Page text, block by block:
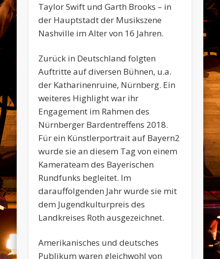
Taylor Swift und Garth Brooks – in
der Hauptstadt der Musikszene
Nashville im Alter von 16 Jahren.
Zurück in Deutschland folgten
Auftritte auf diversen Bühnen, u.a.
der Katharinenruine, Nürnberg. Ein
weiteres Highlight war ihr
Engagement im Rahmen des
Nürnberger Bardentreffens 2018.
Für ein Künstlerportrait auf Bayern2
wurde sie an diesem Tag von einem
Kamerateam des Bayerischen
Rundfunks begleitet. Im
darauffolgenden Jahr wurde sie mit
dem Jugendkulturpreis des
Landkreises Roth ausgezeichnet.
Amerikanisches und deutsches
Publikum waren gleichwohl von